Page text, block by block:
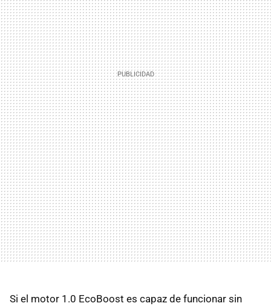
Si el motor 1.0 EcoBoost es capaz de funcionar sin